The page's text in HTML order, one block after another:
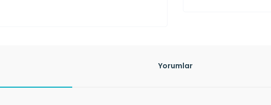
Yorumlar